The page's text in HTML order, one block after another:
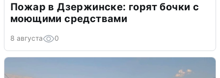
Пожар в Дзержинске: горят бочки с
моющими средствами
8 августа 0